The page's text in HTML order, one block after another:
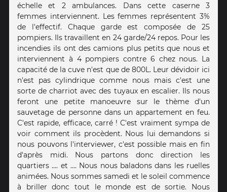
échelle et 2 ambulances. Dans cette caserne 3
femmes interviennent. Les femmes représentent 3%
de l'effectif. Chaque garde est composée de 25
pompiers. Ils travaillent en 24 garde/24 repos. Pour les
incendies ils ont des camions plus petits que nous et
interviennent à 4 pompiers contre 6 chez nous. La
capacité de la cuve n'est que de 800L. Leur dévidoir ici
n'est pas cylindrique comme nous mais c'est une
sorte de charriot avec des tuyaux en escalier. Ils nous
feront une petite manoeuvre sur le thème d'un
sauvetage de personne dans un appartement en feu.
C'est rapide, efficace, carré ! C'est vraiment sympa de
voir comment ils procèdent. Nous lui demandons si
nous pouvons l'interviewer, c'est possible mais en fin
d'après midi. Nous partons donc direction les
quartiers .... et .... Nous nous baladons dans les ruelles
animées. Nous sommes samedi et le soleil commence
à briller donc tout le monde est de sortie. Nous